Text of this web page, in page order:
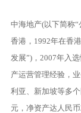
中海地产(以下简称
香港，1992年在香
发展”)，2007年入
产运营管理经验，
利亚、新加坡等多
元，净资产达人民